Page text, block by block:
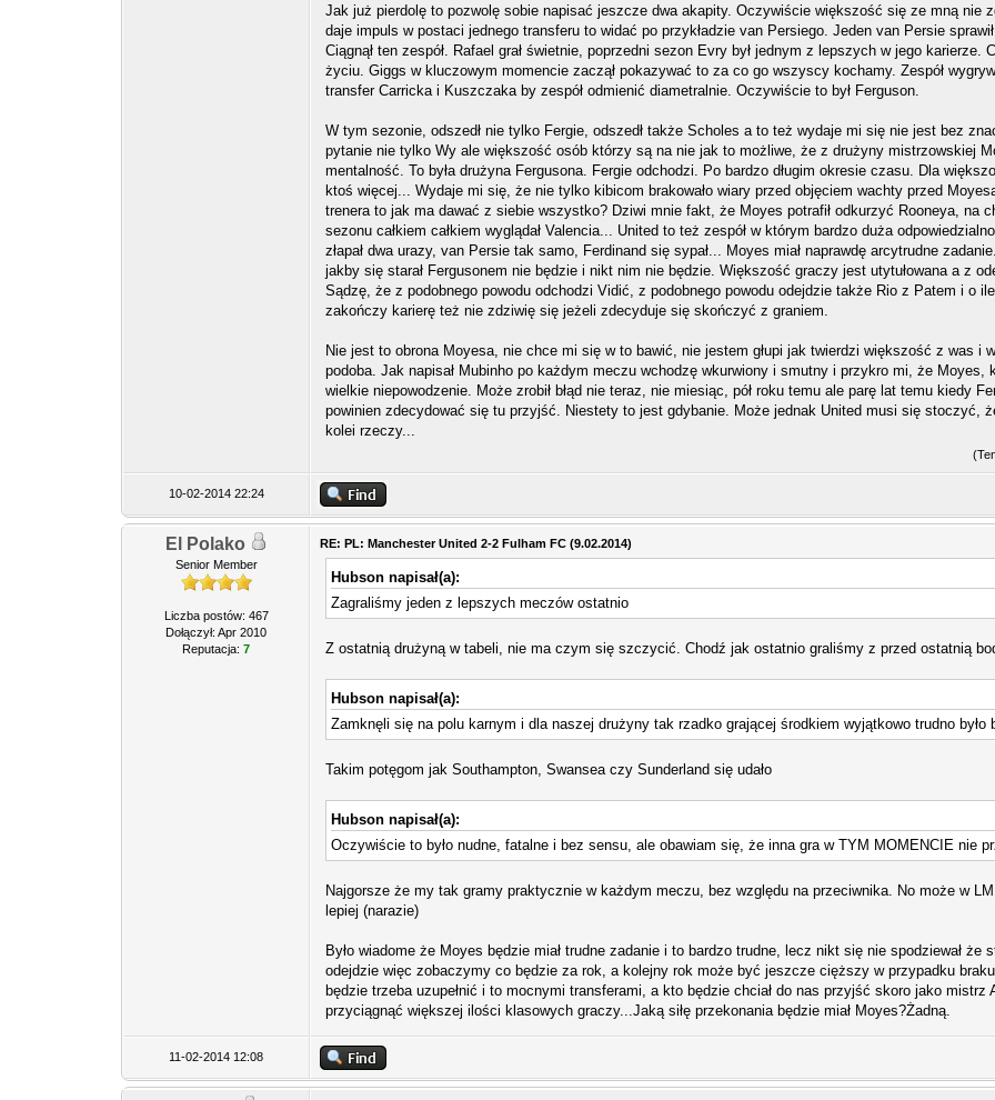
Jak już pierdolę to pozwolę sobie napisać jeszcze dwa akapity. Oczywiście większość się ze mną nie
daje impuls w postaci jednego transferu to widać po przykładzie van Persiego. Jeden van Persie
Ciągnął ten zespół. Rafael grał świetnie, poprzedni sezon Evry był jednym z lepszych w jego
życiu. Giggs w kluczowym momencie zaczął pokazywać to za co go wszyscy kochamy. Zespół
transfer Carricka i Kuszczaka by zespół odmienić diametralnie. Oczywiście to był Ferguson.
W tym sezonie, odszedł nie tylko Fergie, odszedł także Scholes a to też wydaje mi się nie jest bez
pytanie nie tylko Wy ale większość osób którzy są na nie jak to możliwe, że z drużyny mistrzowskiej
mentalność. To była drużyna Fergusona. Fergie odchodzi. Po bardzo długim okresie czasu. Dla
ktoś więcej... Wydaje mi się, że nie tylko kibicom brakowało wiary przed objęciem wachty przed
trenera to jak ma dawać z siebie wszystko? Dziwi mnie fakt, że Moyes potrafił odkurzyć Rooneya, na
sezonu całkiem całkiem wyglądał Valencia... United to też zespół w którym bardzo duża
złapał dwa urazy, van Persie tak samo, Ferdinand się sypał... Moyes miał naprawdę arcytrudne
jakby się starał Fergusonem nie będzie i nikt nim nie będzie. Większość graczy jest utytułowana a z
Sądzę, że z podobnego powodu odchodzi Vidić, z podobnego powodu odejdzie także Rio z Patem i o
zakończy karierę też nie zdziwię się jeżeli zdecyduje się skończyć z graniem.
Nie jest to obrona Moyesa, nie chce mi się w to bawić, nie jestem głupi jak twierdzi większość z was i
podoba. Jak napisał Mubinho po każdym meczu wchodzę wkurwiony i smutny i przykro mi, że
wielkie niepowodzenie. Może zrobił błąd nie teraz, nie miesiąc, pół roku temu ale parę lat temu kiedy
powinien zdecydować się tu przyjść. Niestety to jest gdybanie. Może jednak United musi się stoczyć,
kolei rzeczy...
10-02-2014 22:24
El Polako
Senior Member
Liczba postów: 467
Dołączył: Apr 2010
Reputacja:7
RE: PL: Manchester United 2-2 Fulham FC (9.02.2014)
Hubson napisał(a):
Zagraliśmy jeden z lepszych meczów ostatnio
Z ostatnią drużyną w tabeli, nie ma czym się szczycić. Chodź jak ostatnio graliśmy z przed ostatnią
Hubson napisał(a):
Zamknęli się na polu karnym i dla naszej drużyny tak rzadko grającej środkiem wyjątkowo trudno było
Takim potęgom jak Southampton, Swansea czy Sunderland się udało
Hubson napisał(a):
Oczywiście to było nudne, fatalne i bez sensu, ale obawiam się, że inna gra w TYM MOMENCIE nie
Najgorsze że my tak gramy praktycznie w każdym meczu, bez względu na przeciwnika. No może w
lepiej (narazie)
Było wiadome że Moyes będzie miał trudne zadanie i to bardzo trudne, lecz nikt się nie spodziewał
odejdzie więc zobaczymy co będzie za rok, a kolejny rok może być jeszcze cięższy w przypadku
będzie trzeba uzupełnić i to mocnymi transferami, a kto będzie chciał do nas przyjść skoro jako
przyciągnąć większej ilości klasowych graczy...Jaką siłę przekonania będzie miał Moyes?Żadną.
11-02-2014 12:08